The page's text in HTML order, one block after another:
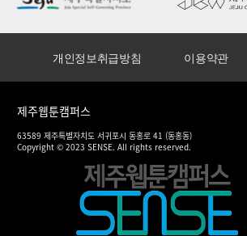
개인정보취급방침 이용약관
제주웹툰캠퍼스
63589 제주특별자치도 서귀포시 동홍로 41 (동홍동)
Copyright © 2023 SENSE. All rights reserved.